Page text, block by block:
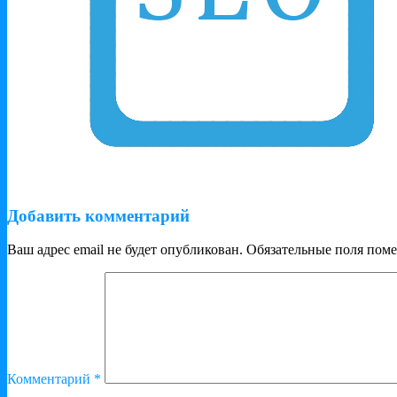
Добавить комментарий
Ваш адрес email не будет опубликован. Обязательные поля
Комментарий *